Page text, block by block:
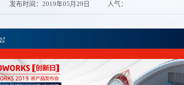
发布时间： 2019年05月29日 人气：